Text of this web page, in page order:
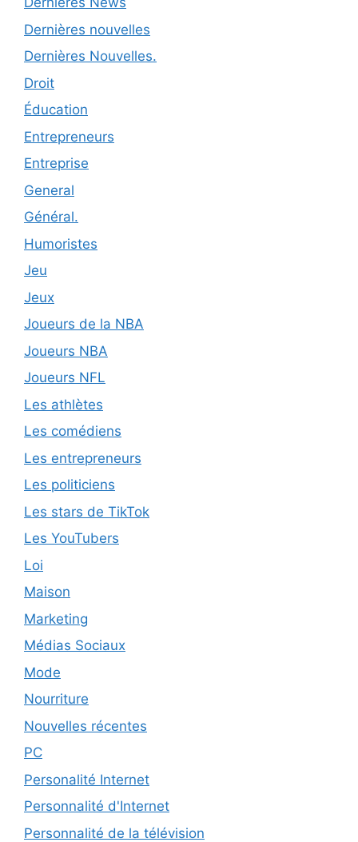
Dernières nouvelles
Dernières Nouvelles.
Droit
Éducation
Entrepreneurs
Entreprise
General
Général.
Humoristes
Jeu
Jeux
Joueurs de la NBA
Joueurs NBA
Joueurs NFL
Les athlètes
Les comédiens
Les entrepreneurs
Les politiciens
Les stars de TikTok
Les YouTubers
Loi
Maison
Marketing
Médias Sociaux
Mode
Nourriture
Nouvelles récentes
PC
Personalité Internet
Personnalité d'Internet
Personnalité de la télévision